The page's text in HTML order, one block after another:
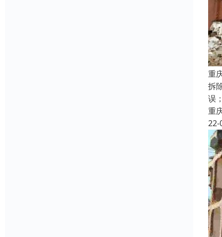
重
拆
误
重
22-